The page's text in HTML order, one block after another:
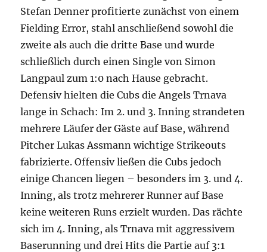
Stefan Denner profitierte zunächst von einem
Fielding Error, stahl anschließend sowohl die
zweite als auch die dritte Base und wurde
schließlich durch einen Single von Simon
Langpaul zum 1:0 nach Hause gebracht.
Defensiv hielten die Cubs die Angels Trnava
lange in Schach: Im 2. und 3. Inning strandeten
mehrere Läufer der Gäste auf Base, während
Pitcher Lukas Assmann wichtige Strikeouts
fabrizierte. Offensiv ließen die Cubs jedoch
einige Chancen liegen – besonders im 3. und 4.
Inning, als trotz mehrerer Runner auf Base
keine weiteren Runs erzielt wurden. Das rächte
sich im 4. Inning, als Trnava mit aggressivem
Baserunning und drei Hits die Partie auf 3:1